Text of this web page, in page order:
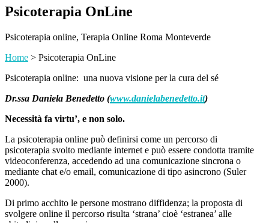
sito
Psicoterapia OnLine
Psicoterapia online, Terapia Online Roma Monteverde
Home > Psicoterapia OnLine
Psicoterapia online: una nuova visione per la cura del sé
Dr.ssa Daniela Benedetto (www.danielabenedetto.it)
Necessità fa virtu’, e non solo.
La psicoterapia online può definirsi come un percorso di
psicoterapia svolto mediante internet e può essere condotta tramite
videoconferenza, accedendo ad una comunicazione sincrona o
mediante chat e/o email, comunicazione di tipo asincrono (Suler
2000).
Di primo acchito le persone mostrano diffidenza; la proposta di
svolgere online il percorso risulta ‘strana’ cioè ‘estranea’ alle